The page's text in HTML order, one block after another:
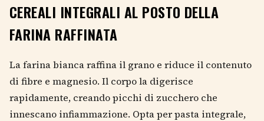
CEREALI INTEGRALI AL POSTO DELLA
FARINA RAFFINATA
La farina bianca raffina il grano e riduce il contenuto
di fibre e magnesio. Il corpo la digerisce
rapidamente, creando picchi di zucchero che
innescano infiammazione. Opta per pasta integrale,